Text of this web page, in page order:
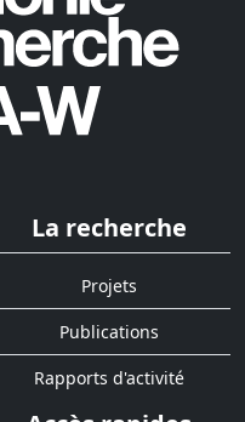
La recherche
Projets
Publications
Rapports d'activité